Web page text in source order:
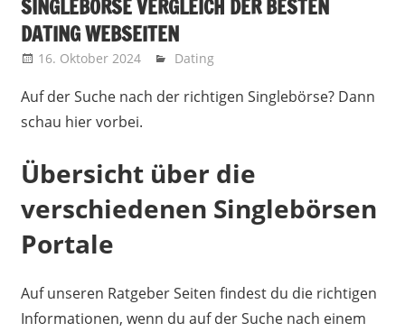
SINGLEBÖRSE VERGLEICH DER BESTEN
DATING WEBSEITEN
16. Oktober 2024 Marko
Dating
Auf der Suche nach der richtigen Singlebörse? Dann
schau hier vorbei.
Übersicht über die
verschiedenen Singlebörsen
Portale
Auf unseren Ratgeber Seiten findest du die richtigen
Informationen, wenn du auf der Suche nach einem